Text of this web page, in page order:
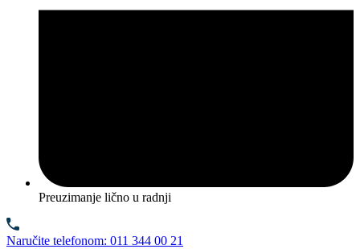
Preuzimanje lično u radnji
Naručite telefonom: 011 344 00 21